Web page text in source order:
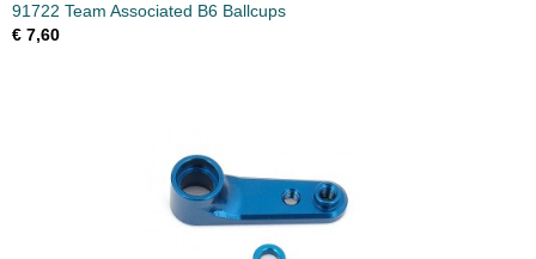
91722 Team Associated B6 Ballcups
€ 7,60